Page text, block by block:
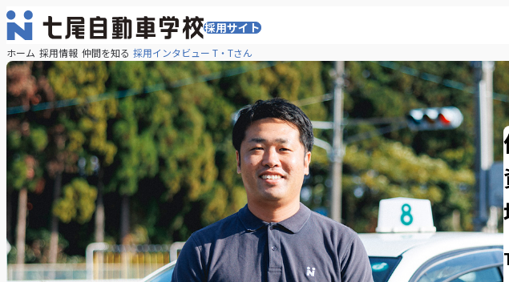
採用サイト
メ
ュ
ー
を
開
く
ホーム 採用情報 仲間を知る 採用インタビュー T・Tさん
採
用
イ
ン
タ